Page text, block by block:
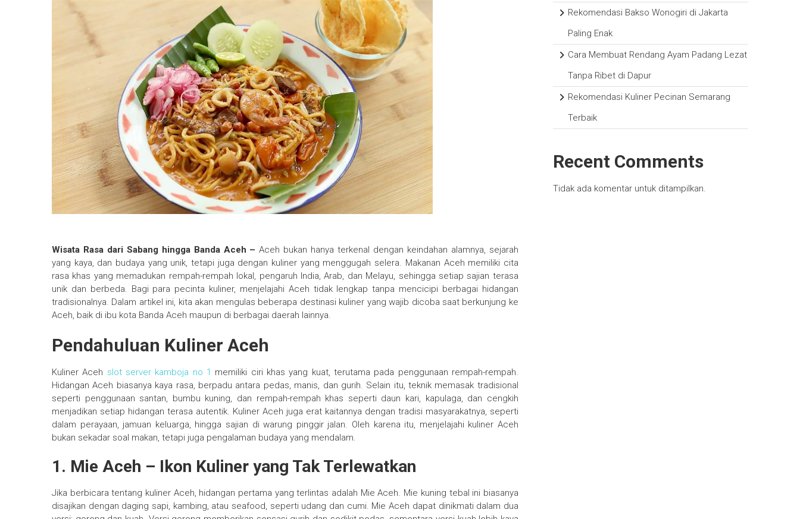
Wisata Rasa dari Sabang hingga Banda Aceh – Aceh bukan hanya terkenal dengan keindahan alamnya, sejarah
yang kaya, dan budaya yang unik, tetapi juga dengan kuliner yang menggugah selera. Makanan Aceh memiliki cita
rasa khas yang memadukan rempah-rempah lokal, pengaruh India, Arab, dan Melayu, sehingga setiap sajian terasa
unik dan berbeda. Bagi para pecinta kuliner, menjelajahi Aceh tidak lengkap tanpa mencicipi berbagai hidangan
tradisionalnya. Dalam artikel ini, kita akan mengulas beberapa destinasi kuliner yang wajib dicoba saat berkunjung ke
Aceh, baik di ibu kota Banda Aceh maupun di berbagai daerah lainnya.
Pendahuluan Kuliner Aceh
Kuliner Aceh slot server kamboja no 1 memiliki ciri khas yang kuat, terutama pada penggunaan rempah-rempah.
Hidangan Aceh biasanya kaya rasa, berpadu antara pedas, manis, dan gurih. Selain itu, teknik memasak tradisional
seperti penggunaan santan, bumbu kuning, dan rempah-rempah khas seperti daun kari, kapulaga, dan cengkih
menjadikan setiap hidangan terasa autentik. Kuliner Aceh juga erat kaitannya dengan tradisi masyarakatnya, seperti
dalam perayaan, jamuan keluarga, hingga sajian di warung pinggir jalan. Oleh karena itu, menjelajahi kuliner Aceh
bukan sekadar soal makan, tetapi juga pengalaman budaya yang mendalam.
1. Mie Aceh – Ikon Kuliner yang Tak Terlewatkan
Jika berbicara tentang kuliner Aceh, hidangan pertama yang terlintas adalah Mie Aceh. Mie kuning tebal ini biasanya
disajikan dengan daging sapi, kambing, atau seafood, seperti udang dan cumi. Mie Aceh dapat dinikmati dalam dua
Rekomendasi Bakso Wonogiri di Jakarta
Paling Enak
Cara Membuat Rendang Ayam Padang Lezat
Tanpa Ribet di Dapur
Rekomendasi Kuliner Pecinan Semarang
Terbaik
Recent Comments
Tidak ada komentar untuk ditampilkan.